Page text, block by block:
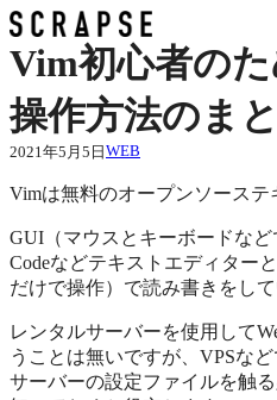
内
を
ス
キ
ッ
Vim初心者の
操作方法のま
2021年5月5日 WEB
Vimは無料のオープンソーステ
GUI（マウスとキーボードなど
Codeなどテキストエディター
だけで操作）で読み書きをし
レンタルサーバーを使用して
うことは無いですが、VPSな
サーバーの設定ファイルを触